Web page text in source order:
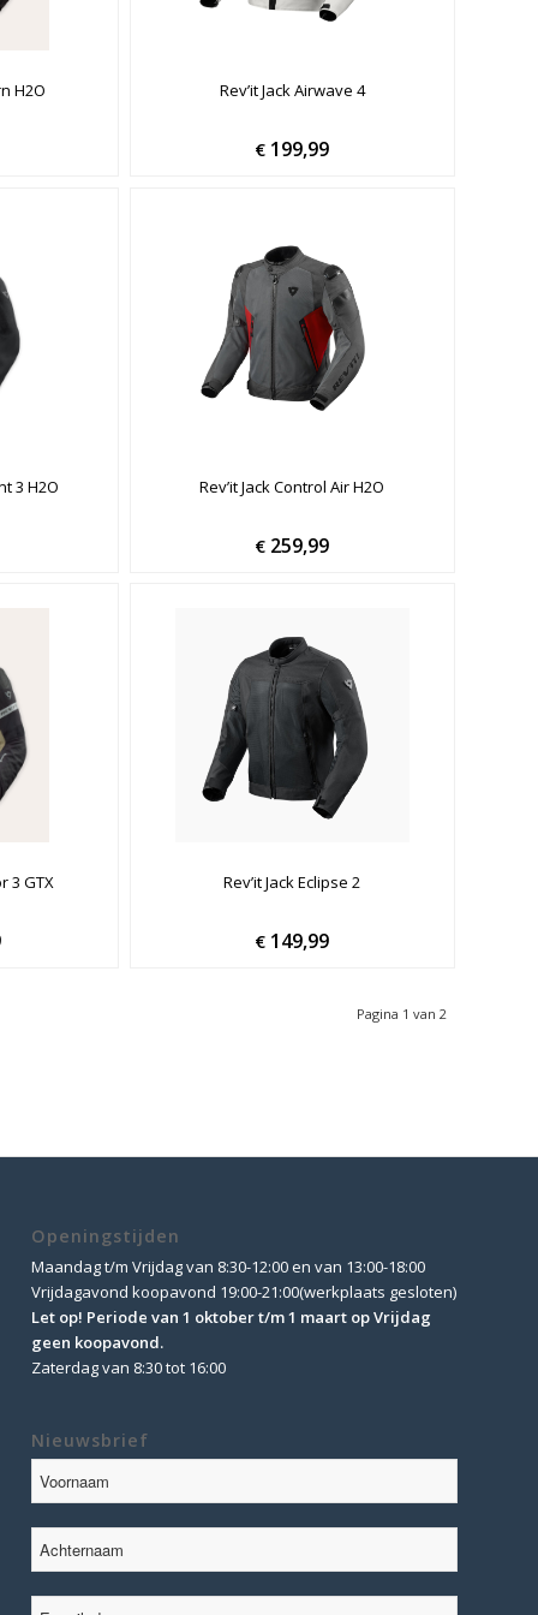
H2O Rev’it Jack Airwave 4
€ 199,99
3 H2O Rev’it Jack Control Air H2O
€ 259,99
3 GTX Rev’it Jack Eclipse 2
€ 149,99
Pagina 1 van 2
Openingstijden
Maandag t/m Vrijdag van 8:30-12:00 en van 13:00-18:00
Vrijdagavond koopavond 19:00-21:00(werkplaats gesloten)
Let op! Periode van 1 oktober t/m 1 maart op Vrijdag
geen koopavond.
Zaterdag van 8:30 tot 16:00
Nieuwsbrief